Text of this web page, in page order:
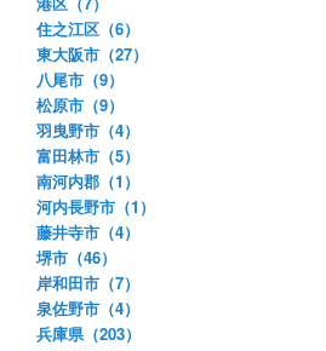
住之江区（6）
東大阪市（27）
八尾市（9）
松原市（9）
羽曳野市（4）
富田林市（5）
南河内郡（1）
河内長野市（1）
藤井寺市（4）
堺市（46）
岸和田市（7）
泉佐野市（4）
兵庫県（203）